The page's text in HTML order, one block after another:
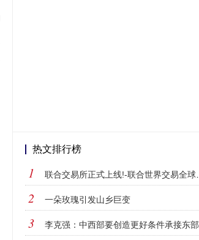
热文排行榜
1 联合交易所正式上线!-联合世界交易全球铸造数字交
2 一朵玫瑰引发山乡巨变
3 李克强：中西部要创造更好条件承接东部产业转移